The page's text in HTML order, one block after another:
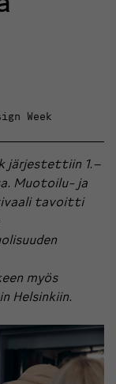
Week
järjestettiin 1.–
Muotoilu- ja
tavoitti
myös
Helsinkiin.